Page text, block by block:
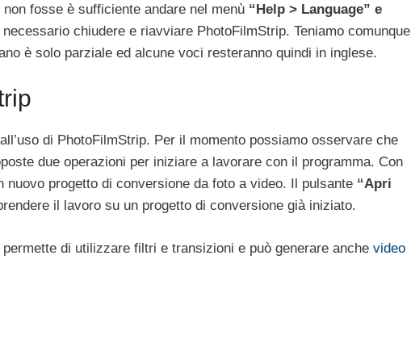
fosse è sufficiente andare nel menù “Help > Language” e
chiudere e riavviare PhotoFilmStrip. Teniamo comunque
è solo parziale ed alcune voci resteranno quindi in inglese.
di PhotoFilmStrip. Per il momento possiamo osservare che
due operazioni per iniziare a lavorare con il programma. Con
nuovo progetto di conversione da foto a video. Il pulsante “Apri
il lavoro su un progetto di conversione già iniziato.
di utilizzare filtri e transizioni e può generare anche video